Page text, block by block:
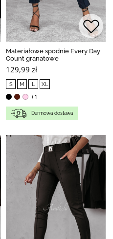
Materiałowe spodnie Every Day
Count granatowe
129,99 zł
S M L XL
+1
Darmowa dostawa